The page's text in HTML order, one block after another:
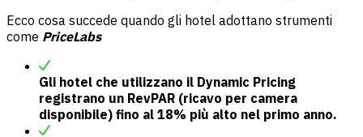
Ecco cosa succede quando gli hotel adottano strumenti
come PriceLabs
Gli hotel che utilizzano il Dynamic Pricing
registrano un RevPAR (ricavo per camera
disponibile) fino al 18% più alto nel primo anno.